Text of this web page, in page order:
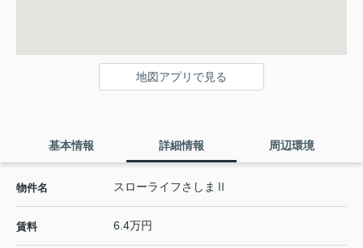
地図アプリで見る
基本情報 詳細情報 周辺環境
物件名 スローライフさしまⅡ
賃料 6.4万円